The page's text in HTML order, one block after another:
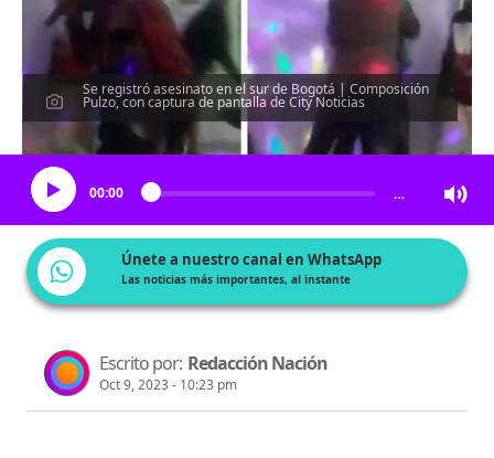
Se registró asesinato en el sur de Bogotá | Composición
Pulzo, con captura de pantalla de City Noticias
Escucha el artículo
00:00 …
Únete a nuestro canal en WhatsApp
Las noticias más importantes, al instante
Escrito por: Redacción Nación
Oct 9, 2023 - 10:23 pm